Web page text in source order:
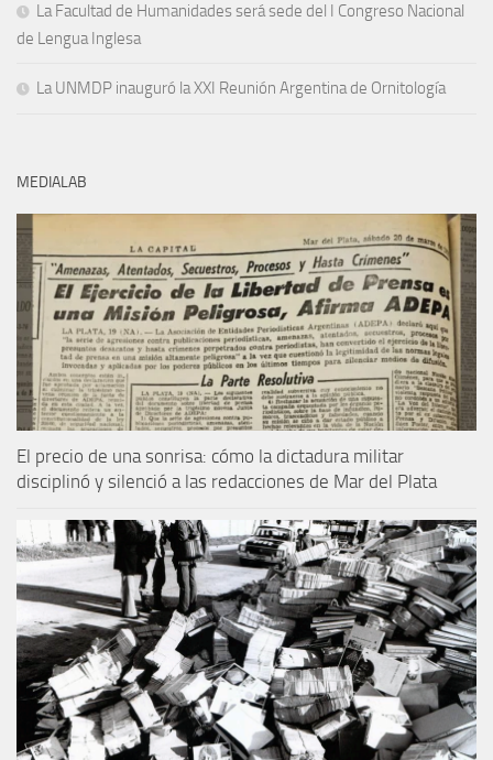
La Facultad de Humanidades será sede del I Congreso Nacional
de Lengua Inglesa
La UNMDP inauguró la XXI Reunión Argentina de Ornitología
MEDIALAB
El precio de una sonrisa: cómo la dictadura militar
disciplinó y silenció a las redacciones de Mar del Plata